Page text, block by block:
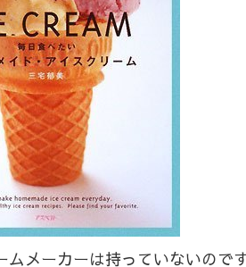
ムメーカーは持っていないので